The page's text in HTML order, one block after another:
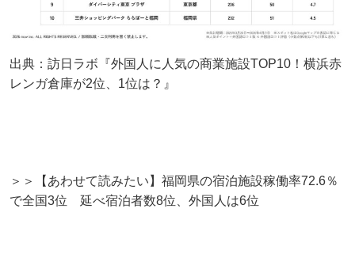
出典：訪日ラボ『外国人に人気の商業施設TOP10！横浜赤
レンガ倉庫が2位、1位は？』
＞＞【あわせて読みたい】福岡県の宿泊施設稼働率72.6％
で全国3位 延べ宿泊者数8位、外国人は6位